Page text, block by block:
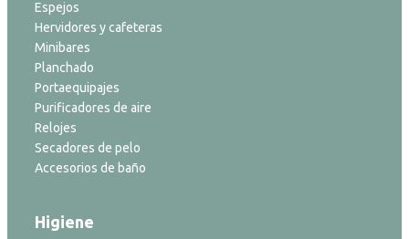
Espejos
Hervidores y cafeteras
Minibares
Planchado
Portaequipajes
Purificadores de aire
Relojes
Secadores de pelo
Accesorios de baño
Higiene